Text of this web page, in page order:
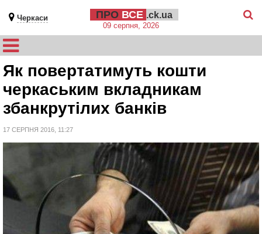
Черкаси ПРО ВСЕ .ck.ua
09 серпня, 2026
Як повертатимуть кошти
черкаським вкладникам
збанкрутілих банків
17 СЕРПНЯ 2016, 11:27